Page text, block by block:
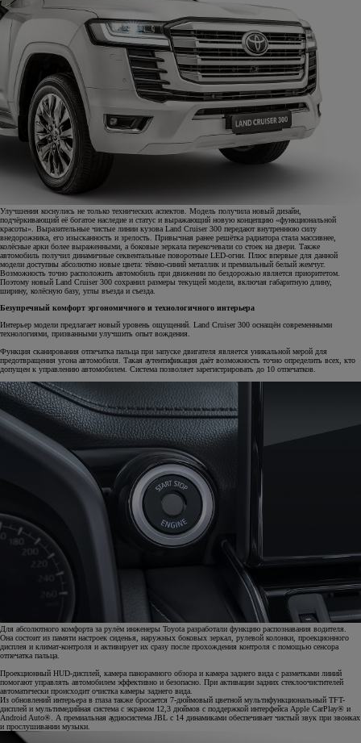
Улучшения коснулись не только технических аспектов. Модель получила новый дизайн,
подчёркивающий её богатое наследие и статус и выражающий новую концепцию «функциональной
красоты». Выразительные чистые линии кузова Land Cruiser 300 передают внутреннюю силу
внедорожника, его изысканность и зрелость. Привычная ранее решётка радиатора стала массивнее,
колёсные арки более выраженными, а боковые зеркала перекочевали со стоек на двери. Также
автомобиль получил динамичные секвентальные поворотные LED-огни. Плюс впервые для данной
модели доступны абсолютно новые цвета: тёмно-синий металлик и премиальный белый жемчуг.
Возможность точно расположить автомобиль при движении по бездорожью является приоритетом.
Поэтому новый Land Cruiser 300 сохранил размеры текущей модели, включая габаритную длину,
ширину, колёсную базу, углы въезда и съезда.
Безупречный комфорт эргономичного и технологичного интерьера
Интерьер модели предлагает новый уровень ощущений. Land Cruiser 300 оснащён современными
технологиями, призванными улучшить опыт вождения.
Функция сканирования отпечатка пальца при запуске двигателя является уникальной мерой для
предотвращения угона автомобиля. Такая аутентификация даёт возможность точно определить всех, кто
допущен к управлению автомобилем. Система позволяет зарегистрировать до 10 отпечатков.
Для абсолютного комфорта за рулём инженеры Toyota разработали функцию распознавания водителя.
Она состоит из памяти настроек сиденья, наружных боковых зеркал, рулевой колонки, проекционного
дисплея и климат-контроля и активирует их сразу после прохождения контроля с помощью сенсора
отпечатка пальца.
Проекционный HUD-дисплей, камера панорамного обзора и камера заднего вида с разметками линий
помогают управлять автомобилем эффективно и безопасно. При активации задних стеклоочистителей
автоматически происходит очистка камеры заднего вида.
Из обновлений интерьера в глаза также бросается 7-дюймовый цветной мультифункциональный TFT-
дисплей и мультимедийная система с экраном 12,3 дюймов с поддержкой интерфейса Apple CarPlay® и
Android Auto®. А премиальная аудиосистема JBL с 14 динамиками обеспечивает чистый звук при звонках
и прослушивании музыки.